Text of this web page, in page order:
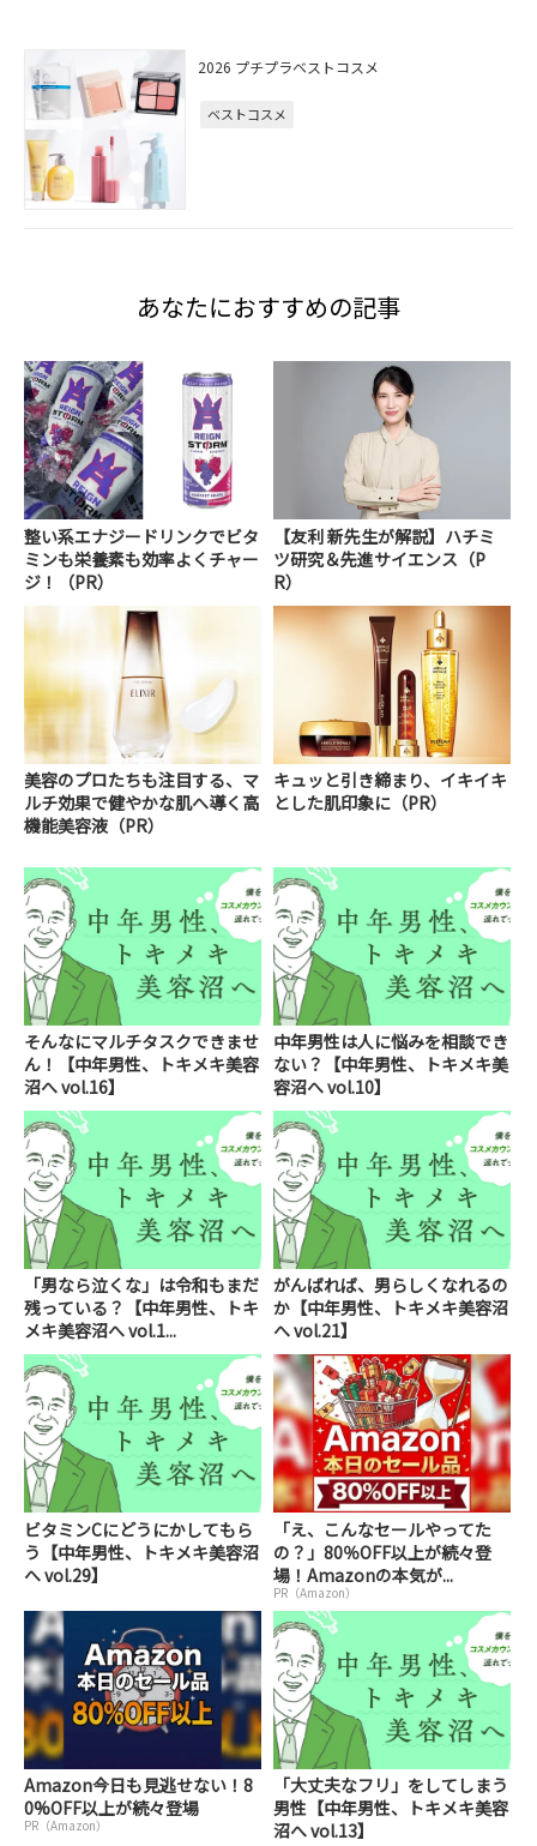
2026 プチプラベストコスメ
ベストコスメ
あなたにおすすめの記事
整い系エナジードリンクでビタ
ミンも栄養素も効率よくチャー
ジ！（PR）
【友利 新先生が解説】ハチミ
ツ研究＆先進サイエンス（P
R）
美容のプロたちも注目する、マ
ルチ効果で健やかな肌へ導く高
機能美容液（PR）
キュッと引き締まり、イキイキ
とした肌印象に（PR）
そんなにマルチタスクできませ
ん！【中年男性、トキメキ美容
沼へ vol.16】
中年男性は人に悩みを相談でき
ない？【中年男性、トキメキ美
容沼へ vol.10】
「男なら泣くな」は令和もまだ
残っている？【中年男性、トキ
メキ美容沼へ vol.1...
がんばれば、男らしくなれるの
か【中年男性、トキメキ美容沼
へ vol.21】
ビタミンCにどうにかしてもら
う【中年男性、トキメキ美容沼
へ vol.29】
「え、こんなセールやってた
の？」80％OFF以上が続々登
場！Amazonの本気が...
PR（Amazon）
Amazon今日も見逃せない！8
0%OFF以上が続々登場
PR（Amazon）
「大丈夫なフリ」をしてしまう
男性【中年男性、トキメキ美容
沼へ vol.13】